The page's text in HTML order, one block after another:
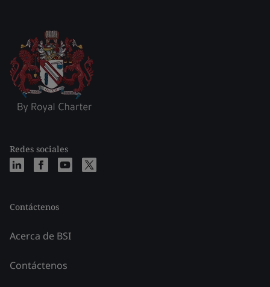
Redes sociales
Contáctenos
Acerca de BSI
Contáctenos